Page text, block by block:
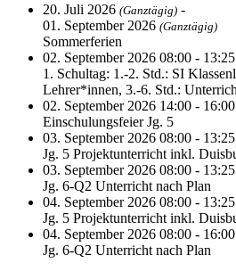
20. Juli 2026 (Ganztägig) -
01. September 2026 (Ganztägig)
Sommerferien
02. September 2026 08:00 -
1. Schultag: 1.-2. Std.: SI
Lehrer*innen, 3.-6. Std.:
02. September 2026 14:00 -
Einschulungsfeier Jg. 5
03. September 2026 08:00 -
Jg. 5 Projektunterricht inkl.
03. September 2026 08:00 -
Jg. 6-Q2 Unterricht nach Plan
04. September 2026 08:00 -
Jg. 5 Projektunterricht inkl.
04. September 2026 08:00 -
Jg. 6-Q2 Unterricht nach Plan